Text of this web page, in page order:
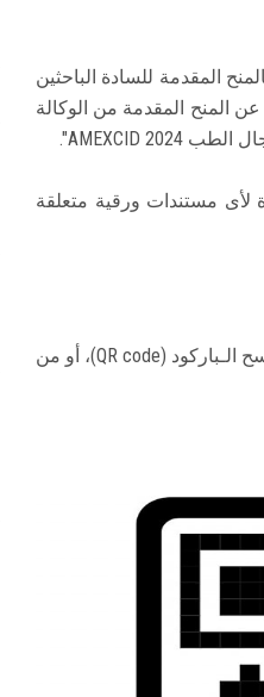
المقدمة للسادة الباحثين
المنح المقدمة من الوكالة
لأى مستندات ورقية متعلقة
لمزيد من المعلومات حول المنحة يمكن متابعة الموقع الألكتروني للمنحة من خلال مسح الـباركود (QR code)، أو من